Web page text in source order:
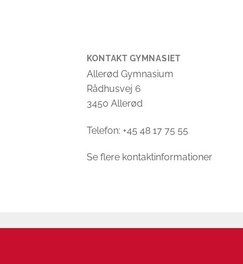
KONTAKT GYMNASIET
Allerød Gymnasium
Rådhusvej 6
3450 Allerød
Telefon: +45 48 17 75 55
Se flere kontaktinformationer